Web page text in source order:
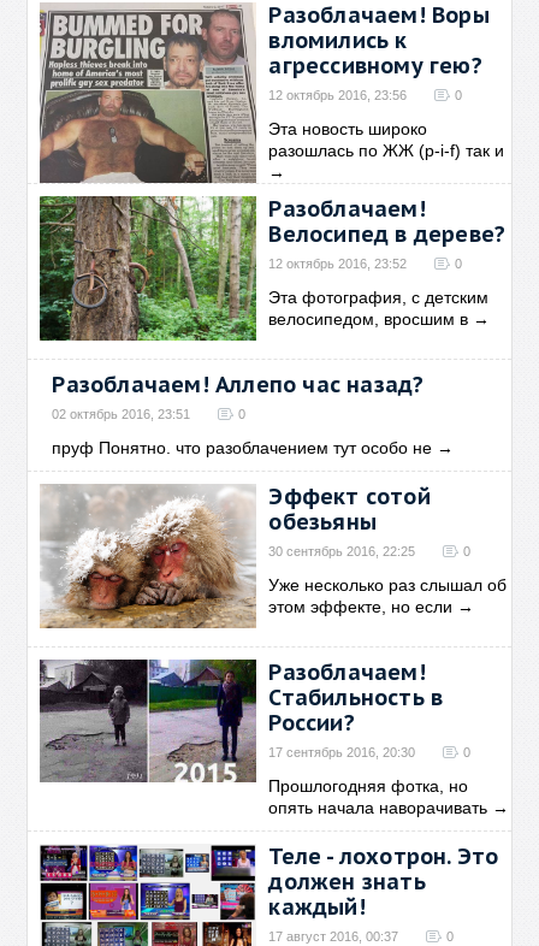
Разоблачаем! Воры
вломились к
агрессивному гею?
12 октябрь 2016, 23:56 0
Эта новость широко
разошлась по ЖЖ (p-i-f) так и
→
Разоблачаем!
Велосипед в дереве?
12 октябрь 2016, 23:52 0
Эта фотография, с детским
велосипедом, вросшим в →
Разоблачаем! Аллепо час назад?
02 октябрь 2016, 23:51 0
пруф Понятно. что разоблачением тут особо не →
Эффект сотой
обезьяны
30 сентябрь 2016, 22:25 0
Уже несколько раз слышал об
этом эффекте, но если →
Разоблачаем!
Стабильность в
России?
17 сентябрь 2016, 20:30 0
Прошлогодняя фотка, но
опять начала наворачивать →
Теле - лохотрон. Это
должен знать
каждый!
17 август 2016, 00:37 0